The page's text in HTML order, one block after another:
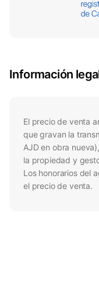
Información
El precio de venta
que gravan la
AJD en obra
la propiedad y
Los honorarios del
el precio de venta.